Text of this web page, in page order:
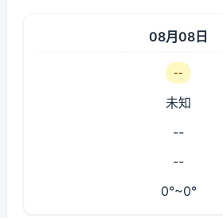
08月08日
--
未知
--
--
0°~0°